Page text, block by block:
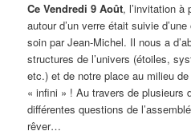
Ce Vendredi 9 Août, l’invitation à
autour d’un verre était suivie d’une
soin par Jean-Michel. Il nous a
structures de l’univers (étoiles,
etc.) et de notre place au milieu
« infini » ! Au travers de plusieurs
différentes questions de
rêver…